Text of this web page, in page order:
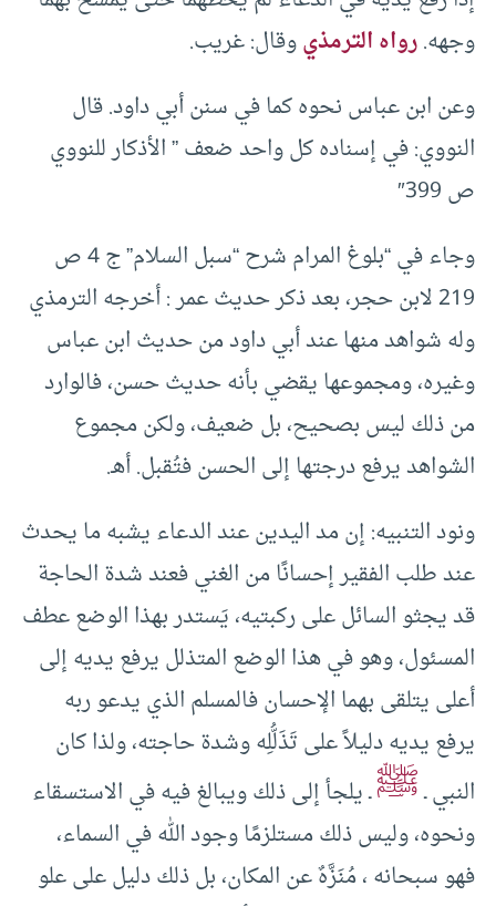
وجهه.رواه الترمذيوقال: غريب.
وعن ابن عباس نحوه كما في سنن أبي داود. قال
النووي: في إسناده كل واحد ضعف ” الأذكار للنووي
ص 399″
وجاء في “بلوغ المرام شرح “سبل السلام” ج 4 ص
219 لابن حجر، بعد ذكر حديث عمر : أخرجه الترمذي
وله شواهد منها عند أبي داود من حديث ابن عباس
وغيره، ومجموعها يقضي بأنه حديث حسن، فالوارد
من ذلك ليس بصحيح، بل ضعيف، ولكن مجموع
الشواهد يرفع درجتها إلى الحسن فتُقبل. أهـ.
ونود التنبيه: إن مد اليدين عند الدعاء يشبه ما يحدث
عند طلب الفقير إحسانًا من الغني فعند شدة الحاجة
قد يجثو السائل على ركبتيه، يَستدر بهذا الوضع عطف
المسئول، وهو في هذا الوضع المتذلل يرفع يديه إلى
أعلى يتلقى بهما الإحسان فالمسلم الذي يدعو ربه
يرفع يديه دليلاً على تَذَلُّلِه وشدة حاجته، ولذا كان
النبي ـﷺـ يلجأ إلى ذلك ويبالغ فيه في الاستسقاء
ونحوه، وليس ذلك مستلزمًا وجود الله في السماء،
فهو سبحانه ، مُنَزَّهٌ عن المكان، بل ذلك دليل على علو